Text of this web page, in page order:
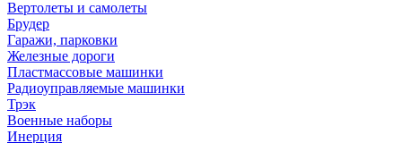
Вертолеты и самолеты
Брудер
Гаражи, парковки
Железные дороги
Пластмассовые машинки
Радиоуправляемые машинки
Трэк
Военные наборы
Инерция